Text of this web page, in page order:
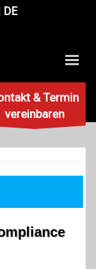
DE
& Termin
vereinbaren